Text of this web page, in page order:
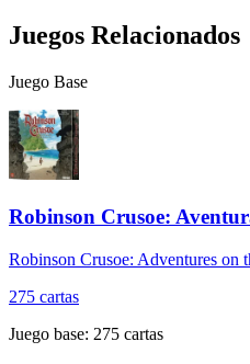
Juegos Relacionados
Juego Base
Robinson Crusoe:
Robinson Crusoe: Adventures on
275 cartas
Juego base: 275 cartas